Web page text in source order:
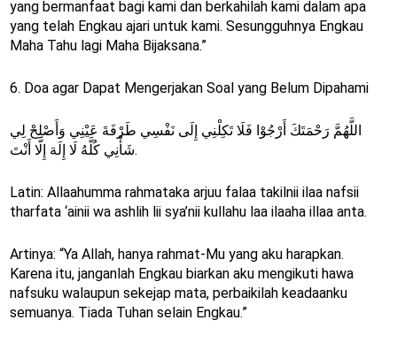
yang bermanfaat bagi kami dan berkahilah kami dalam apa
yang telah Engkau ajari untuk kami. Sesungguhnya Engkau
Maha Tahu lagi Maha Bijaksana.”
6. Doa agar Dapat Mengerjakan Soal yang Belum Dipahami
اللَّهُمَّ رَحْمَتَكَ أَرْجُوْا فَلَا تَكِلْنِي إِلَى نَفْسِي طَرْفَةَ عَيْنِي وَأَصْلِحْ لِي
شَأْنِي كُلَّهُ لَا إِلَهَ إِلَّا أَنْتَ.
Latin: Allaahumma rahmataka arjuu falaa takilnii ilaa nafsii
tharfata ‘ainii wa ashlih lii sya’nii kullahu laa ilaaha illaa anta.
Artinya: “Ya Allah, hanya rahmat-Mu yang aku harapkan.
Karena itu, janganlah Engkau biarkan aku mengikuti hawa
nafsuku walaupun sekejap mata, perbaikilah keadaanku
semuanya. Tiada Tuhan selain Engkau.”